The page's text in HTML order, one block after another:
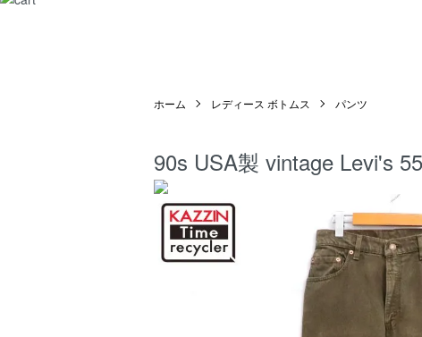
ホーム レディース ボトムス パンツ
90s USA製 vintage Levi's